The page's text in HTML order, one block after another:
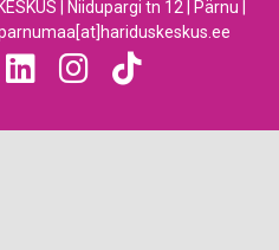
| Niidupargi tn 12 | Pärnu |